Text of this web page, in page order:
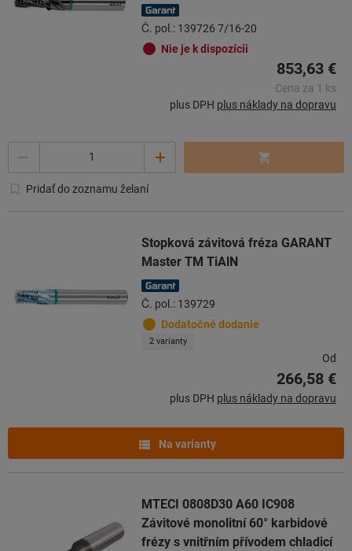
Č. pol.: 139726 7/16-20
Nie je k dispozícii
853,63 €
Cena za 1 ks
plus DPH plus náklady na dopravu
Pridať do zoznamu želaní
Stopková závitová fréza GARANT
Master TM TiAlN
Č. pol.: 139729
Dodatočné dodanie
2 varianty
Od
266,58 €
plus DPH plus náklady na dopravu
Na varianty
MTECI 0808D30 A60 IC908
Závitové monolitní 60° karbidové
frézy s vnitřním přívodem chladicí